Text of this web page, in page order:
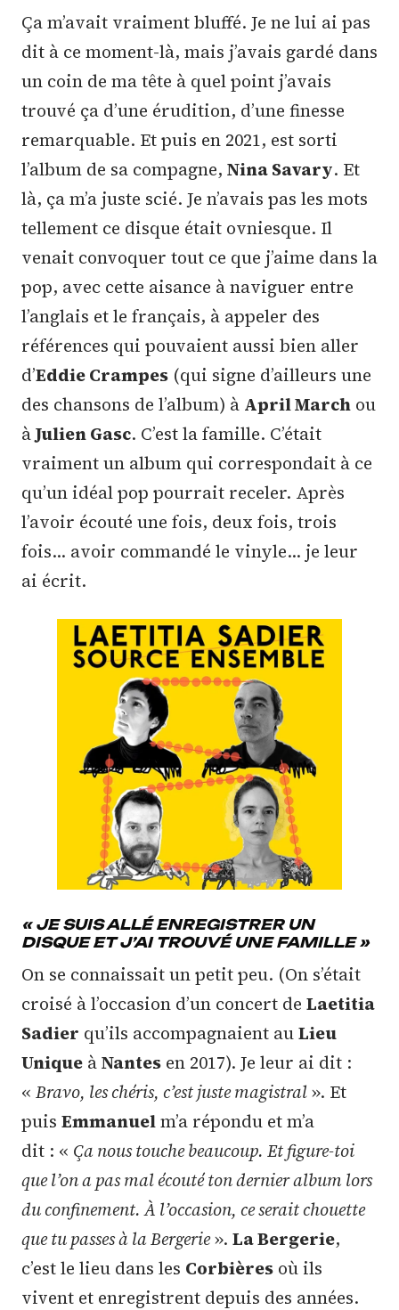
Ça m’avait vraiment bluffé. Je ne lui ai pas
dit à ce moment-là, mais j’avais gardé dans
un coin de ma tête à quel point j’avais
trouvé ça d’une érudition, d’une finesse
remarquable. Et puis en 2021, est sorti
l’album de sa compagne, Nina Savary. Et
là, ça m’a juste scié. Je n’avais pas les mots
tellement ce disque était ovniesque. Il
venait convoquer tout ce que j’aime dans la
pop, avec cette aisance à naviguer entre
l’anglais et le français, à appeler des
références qui pouvaient aussi bien aller
d’Eddie Crampes (qui signe d’ailleurs une
des chansons de l’album) à April March ou
àJulien Gasc. C’est la famille. C’était
vraiment un album qui correspondait à ce
qu’un idéal pop pourrait receler. Après
l’avoir écouté une fois, deux fois, trois
fois… avoir commandé le vinyle… je leur
ai écrit.
« JE SUIS ALLÉ ENREGISTRER UN
DISQUE ET J’AI TROUVÉ UNE FAMILLE »
On se connaissait un petit peu. (On s’était
croisé à l’occasion d’un concert de Laetitia
Sadier qu’ils accompagnaient auLieu
Unique àNantes en 2017). Je leur ai dit :
« Bravo, les chéris, c’est juste magistral». Et
puis Emmanuelm’a répondu et m’a
dit : « Ça nous touche beaucoup. Et figure-toi
que l’on a pas mal écouté ton dernier album lors
du confinement. À l’occasion, ce serait chouette
que tu passes à la Bergerie». La Bergerie,
c’est le lieu dans les Corbières où ils
vivent et enregistrent depuis des années.